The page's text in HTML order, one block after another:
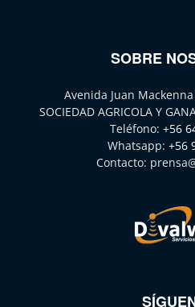
SOBRE
Avenida Juan
SOCIEDAD AGRICOLA Y
Teléfono: +56
Whatsapp: +56
Contacto: